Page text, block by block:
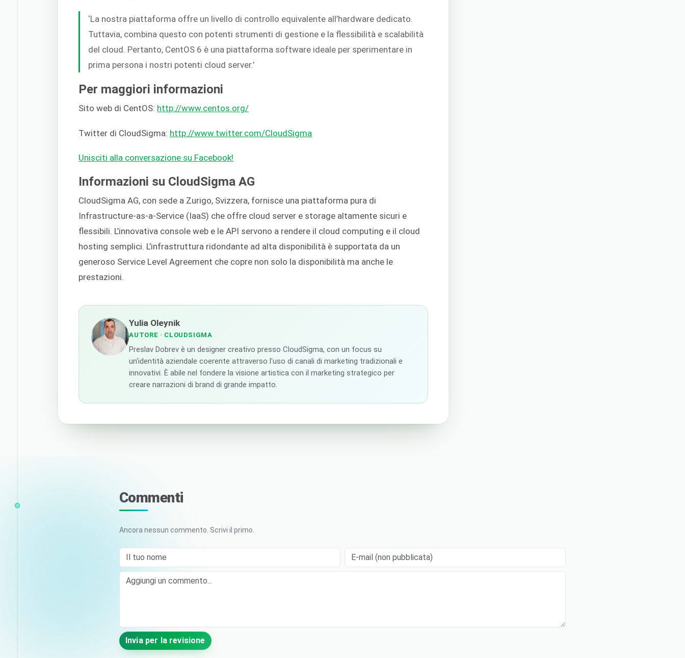
‘La nostra piattaforma offre un livello di controllo equivalente all’hardware dedicato.
Tuttavia, combina questo con potenti strumenti di gestione e la flessibilità e scalabilità
del cloud. Pertanto, CentOS 6 è una piattaforma software ideale per sperimentare in
prima persona i nostri potenti cloud server.’
Per maggiori informazioni
Sito web di CentOS: http://www.centos.org/
Twitter di CloudSigma: http://www.twitter.com/CloudSigma
Unisciti alla conversazione su Facebook!
Informazioni su CloudSigma AG
CloudSigma AG, con sede a Zurigo, Svizzera, fornisce una piattaforma pura di
Infrastructure-as-a-Service (IaaS) che offre cloud server e storage altamente sicuri e
flessibili. L’innovativa console web e le API servono a rendere il cloud computing e il cloud
hosting semplici. L’infrastruttura ridondante ad alta disponibilità è supportata da un
generoso Service Level Agreement che copre non solo la disponibilità ma anche le
prestazioni.
Yulia Oleynik
AUTORE · CLOUDSIGMA
Preslav Dobrev è un designer creativo presso CloudSigma, con un focus su
un'identità aziendale coerente attraverso l'uso di canali di marketing tradizionali e
innovativi. È abile nel fondere la visione artistica con il marketing strategico per
creare narrazioni di brand di grande impatto.
Commenti
Ancora nessun commento. Scrivi il primo.
Il tuo nome E-mail (non pubblicata)
Comment
Invia per la revisione